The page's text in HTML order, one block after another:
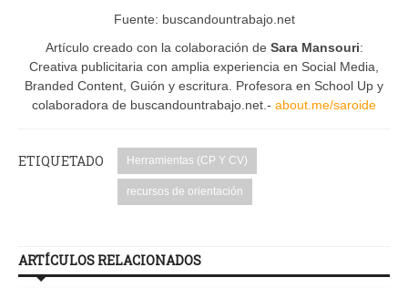
Fuente: buscandountrabajo.net
Artículo creado con la colaboración de Sara Mansouri:
Creativa publicitaria con amplia experiencia en Social Media,
Branded Content, Guión y escritura. Profesora en School Up y
colaboradora de buscandountrabajo.net.- about.me/saroide
ETIQUETADO Herramientas (CP Y CV)
recursos de orientación
ARTÍCULOS RELACIONADOS